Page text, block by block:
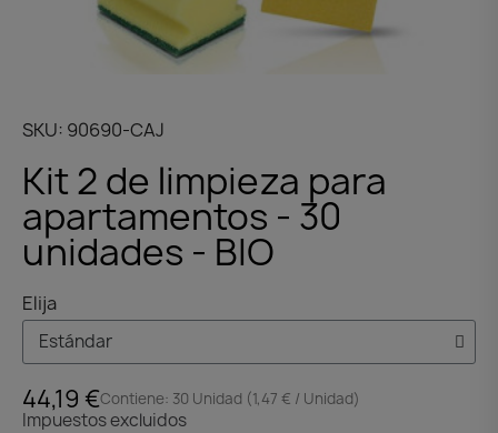
SKU 90690-CAJ
Kit 2 de limpieza para
apartamentos - 30
unidades - BIO
Elija
44,19 €Contiene: 30 Unidad (1,47 € / Unidad)
Impuestos excluidos